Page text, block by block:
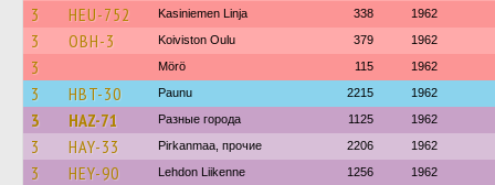
3 HEU-752 Kasiniemen Linja 338 1962
3 OBH-3 Koiviston Oulu 379 1962
3 Mörö 115 1962
3 HBT-30 Paunu 2215 1962
3 HAZ-71 Разные города 1125 1962
3 HAY-33 Pirkanmaa, прочие 2206 1962
3 HEY-90 Lehdon Liikenne 1256 1962